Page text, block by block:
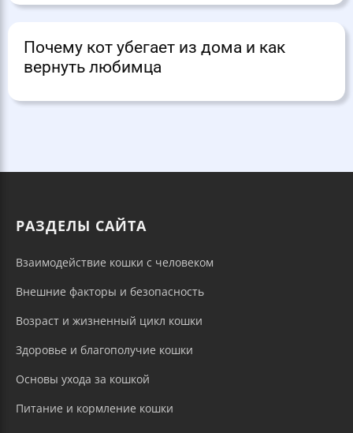
Почему кот убегает из дома и как
вернуть любимца
РАЗДЕЛЫ САЙТА
Взаимодействие кошки с человеком
Внешние факторы и безопасность
Возраст и жизненный цикл кошки
Здоровье и благополучие кошки
Основы ухода за кошкой
Питание и кормление кошки